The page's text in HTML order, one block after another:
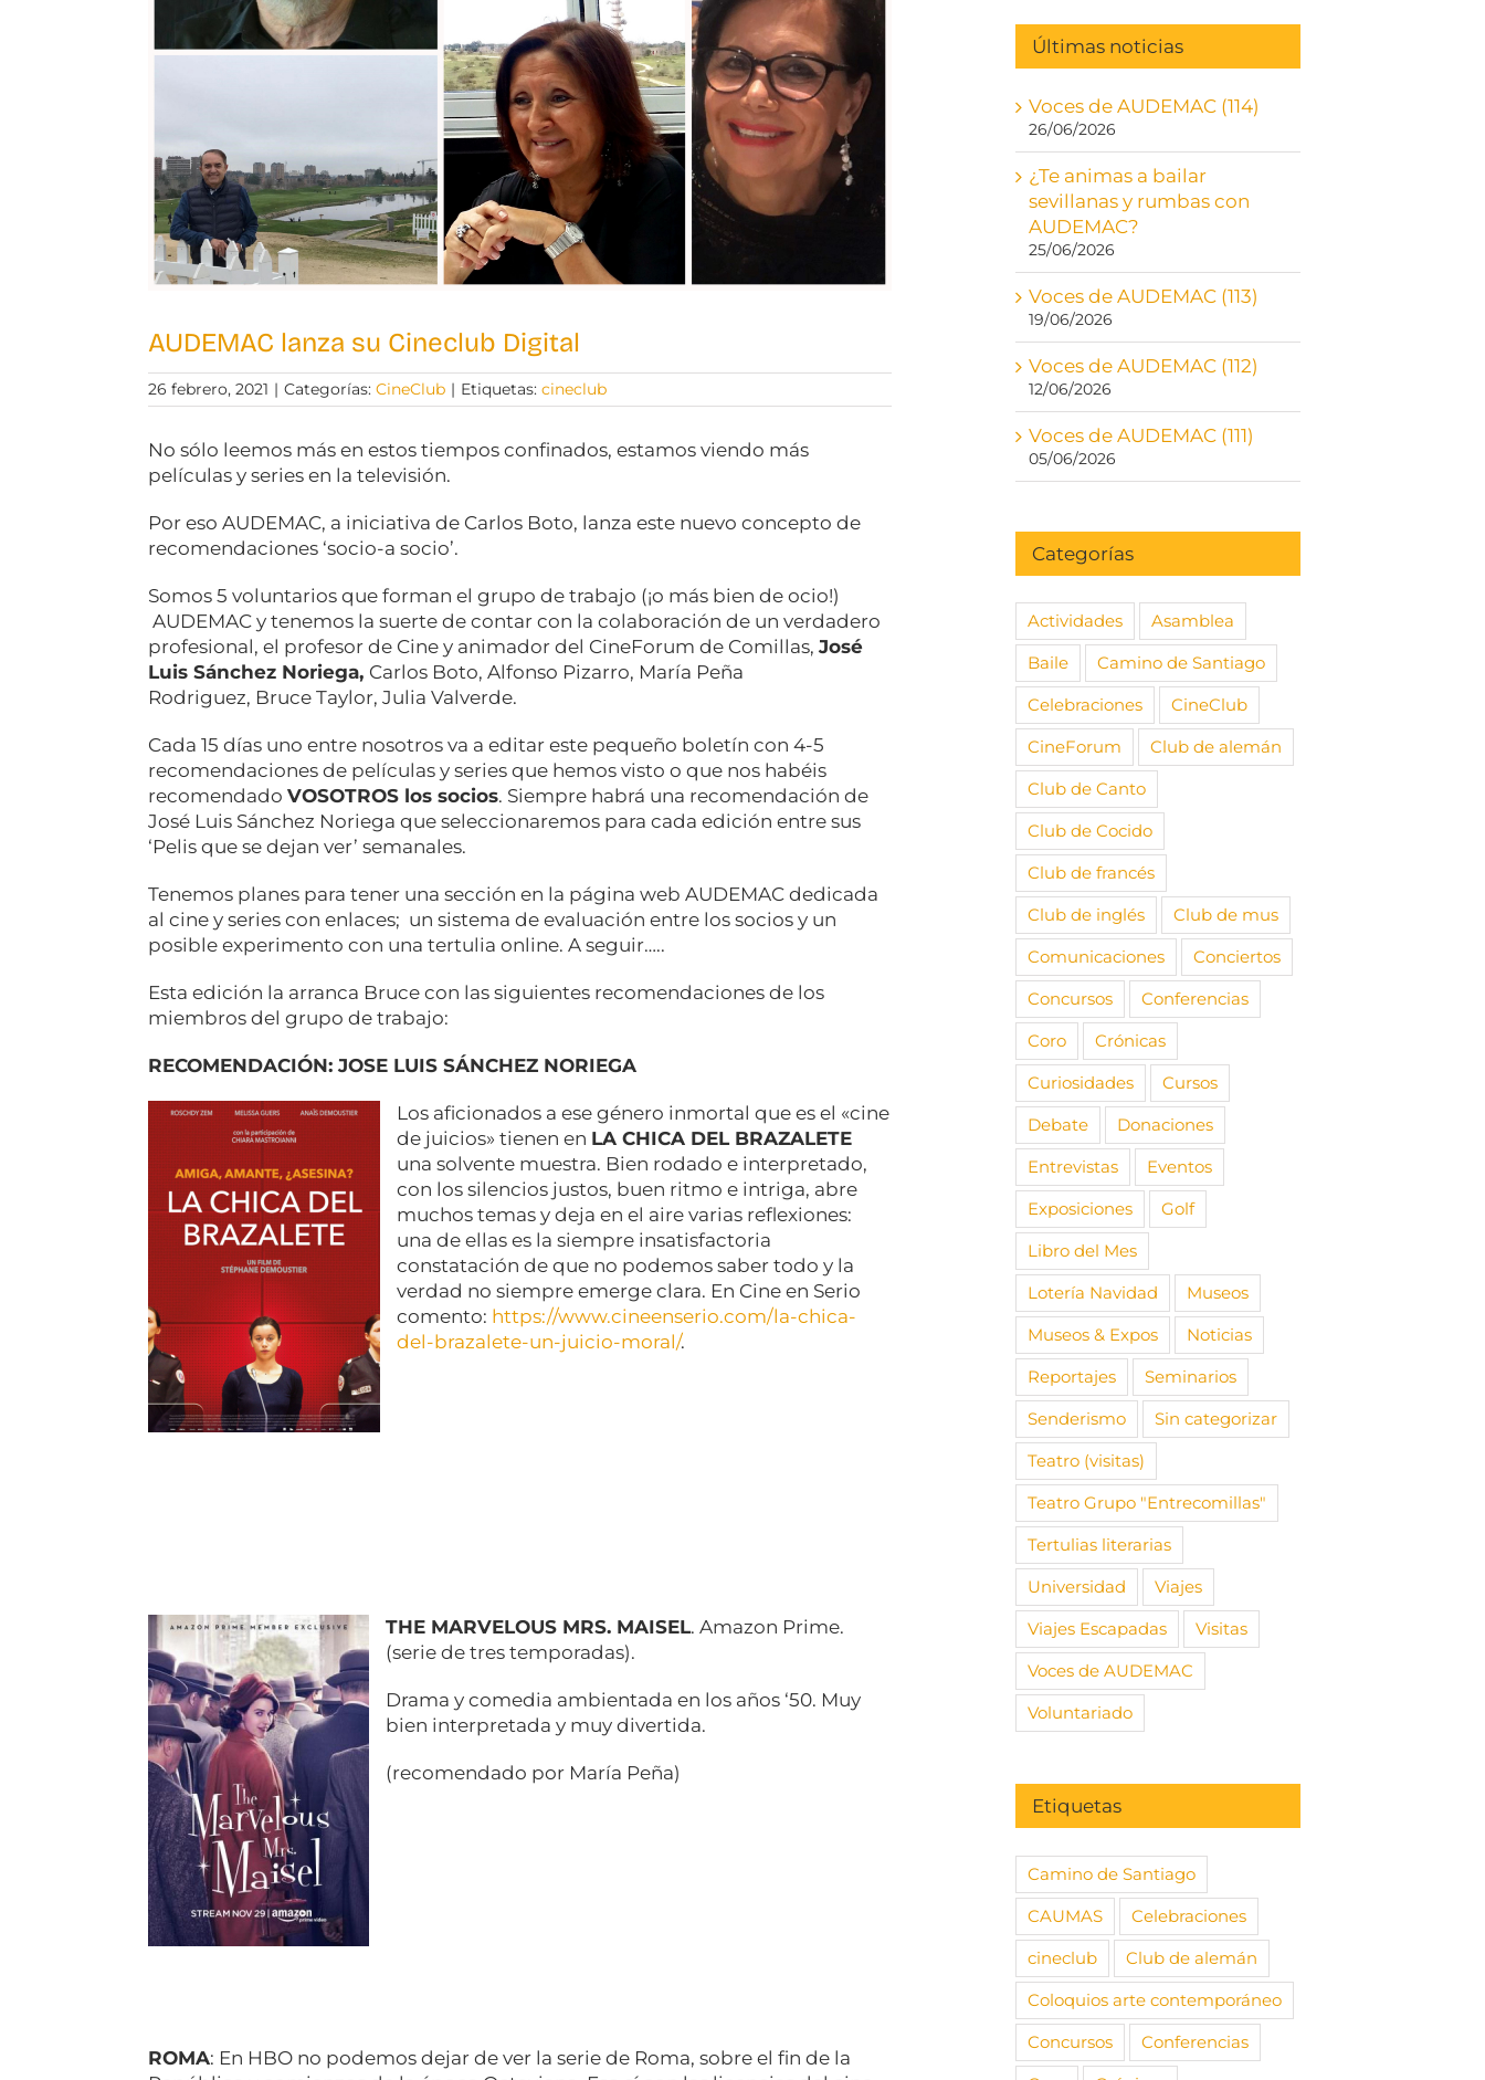
AUDEMAC lanza su Cineclub Digital
26 febrero, 2021 | Categorías:CineClub | Etiquetas:cineclub
No sólo leemos más en estos tiempos confinados, estamos viendo más
películas y series en la televisión.
Por eso AUDEMAC, a iniciativa de Carlos Boto, lanza este nuevo concepto de
recomendaciones ‘socio-a socio’.
Somos 5 voluntarios que forman el grupo de trabajo (¡o más bien de ocio!)
AUDEMAC y tenemos la suerte de contar con la colaboración de un verdadero
profesional, el profesor de Cine y animador del CineForum de Comillas,José
Luis Sánchez Noriega, Carlos Boto, Alfonso Pizarro, María Peña
Rodriguez, Bruce Taylor, Julia Valverde.
Cada 15 días uno entre nosotros va a editar este pequeño boletín con 4-5
recomendaciones de películas y series que hemos visto o que nos habéis
recomendadoVOSOTROS los socios. Siempre habrá una recomendación de
José Luis Sánchez Noriega que seleccionaremos para cada edición entre sus
‘Pelis que se dejan ver’ semanales.
Tenemos planes para tener una sección en la página web AUDEMAC dedicada
al cine y series con enlaces; un sistema de evaluación entre los socios y un
posible experimento con una tertulia online. A seguir…..
Esta edición la arranca Bruce con las siguientes recomendaciones de los
miembros del grupo de trabajo:
RECOMENDACIÓN: JOSE LUIS SÁNCHEZ NORIEGA
Los aficionados a ese género inmortal que es el «cine
de juicios» tienen en LA CHICA DEL BRAZALETE
una solvente muestra. Bien rodado e interpretado,
con los silencios justos, buen ritmo e intriga, abre
muchos temas y deja en el aire varias reflexiones:
una de ellas es la siempre insatisfactoria
constatación de que no podemos saber todo y la
verdad no siempre emerge clara. En Cine en Serio
comento: https://www.cineenserio.com/la-chica-
del-brazalete-un-juicio-moral/.
THE MARVELOUS MRS. MAISEL. Amazon Prime.
(serie de tres temporadas).
Drama y comedia ambientada en los años ‘50. Muy
bien interpretada y muy divertida.
(recomendado por María Peña)
ROMA: En HBO no podemos dejar de ver la serie de Roma, sobre el fin de la
Últimas noticias
Voces de AUDEMAC (114)
26/06/2026
¿Te animas a bailar
sevillanas y rumbas con
AUDEMAC?
25/06/2026
Voces de AUDEMAC (113)
19/06/2026
Voces de AUDEMAC (112)
12/06/2026
Voces de AUDEMAC (111)
05/06/2026
Categorías
Actividades
Asamblea
Baile
Camino de Santiago
Celebraciones
CineClub
CineForum
Club de alemán
Club de Canto
Club de Cocido
Club de francés
Club de inglés
Club de mus
Comunicaciones
Conciertos
Concursos
Conferencias
Coro
Crónicas
Curiosidades
Cursos
Debate
Donaciones
Entrevistas
Eventos
Exposiciones
Golf
Libro del Mes
Lotería Navidad
Museos
Museos & Expos
Noticias
Reportajes
Seminarios
Senderismo
Sin categorizar
Teatro (visitas)
Teatro Grupo "Entrecomillas"
Tertulias literarias
Universidad
Viajes
Viajes Escapadas
Visitas
Voces de AUDEMAC
Voluntariado
Etiquetas
Camino de Santiago
CAUMAS
Celebraciones
cineclub
Club de alemán
Coloquios arte contemporáneo
Concursos
Conferencias